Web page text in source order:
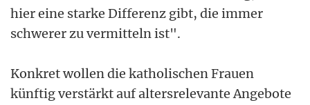
hier eine starke Differenz gibt, die immer
schwerer zu vermitteln ist".
Konkret wollen die katholischen Frauen
künftig verstärkt auf altersrelevante Angebote